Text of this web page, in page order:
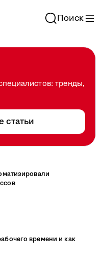
Поиск
тренды,
статьи
времени и как